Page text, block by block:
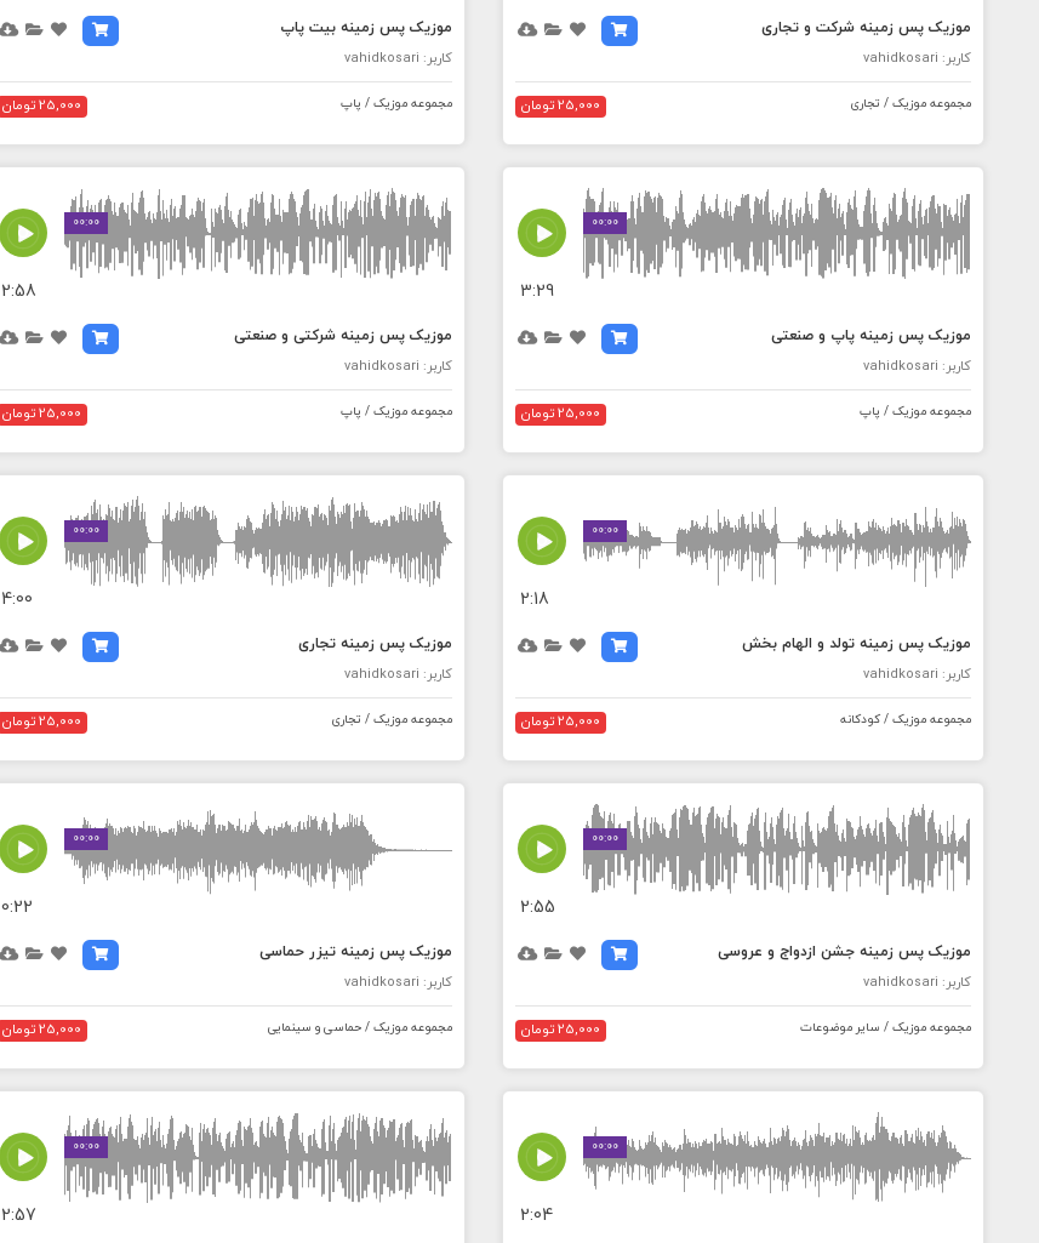
موزیک پس زمینه شرکت و تجاری
کاربر: vahidkosari
مجموعه موزیک / تجاری 25,000 تومان
موزیک پس زمینه بیت پاپ
کاربر: vahidkosari
مجموعه موزیک / پاپ 25,000 تومان
00:00
MEDIA_ELEMENT_ERROR: Empty src attribute
3:29
موزیک پس زمینه پاپ و صنعتی
کاربر: vahidkosari
مجموعه موزیک / پاپ 25,000 تومان
00:00
MEDIA_ELEMENT_ERROR: Empty src attribute
2:58
موزیک پس زمینه شرکتی و صنعتی
کاربر: vahidkosari
مجموعه موزیک / پاپ 25,000 تومان
00:00
MEDIA_ELEMENT_ERROR: Empty src attribute
2:18
موزیک پس زمینه تولد و الهام بخش
کاربر: vahidkosari
مجموعه موزیک / کودکانه 25,000 تومان
00:00
MEDIA_ELEMENT_ERROR: Empty src attribute
4:00
موزیک پس زمینه تجاری
کاربر: vahidkosari
مجموعه موزیک / تجاری 25,000 تومان
00:00
MEDIA_ELEMENT_ERROR: Empty src attribute
2:55
موزیک پس زمینه جشن ازدواج و عروسی
کاربر: vahidkosari
مجموعه موزیک / سایر موضوعات 25,000 تومان
00:00
MEDIA_ELEMENT_ERROR: Empty src attribute
0:22
موزیک پس زمینه تیزر حماسی
کاربر: vahidkosari
مجموعه موزیک / حماسی و سینمایی 25,000 تومان
00:00
MEDIA_ELEMENT_ERROR: Empty src attribute
2:04
00:00
MEDIA_ELEMENT_ERROR: Empty src attribute
2:57